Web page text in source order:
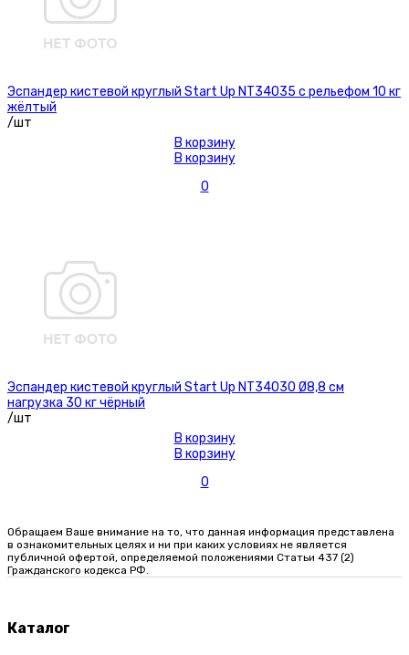
Эспандер кистевой круглый Start Up NT34035 с рельефом 10 кг
жёлтый
/шт
В корзину
В корзину
0
Эспандер кистевой круглый Start Up NT34030 Ø8,8 см
нагрузка 30 кг чёрный
/шт
В корзину
В корзину
0
Обращаем Ваше внимание на то, что данная информация представлена
в ознакомительных целях и ни при каких условиях не является
публичной офертой, определяемой положениями Статьи 437 (2)
Гражданского кодекса РФ.
Каталог